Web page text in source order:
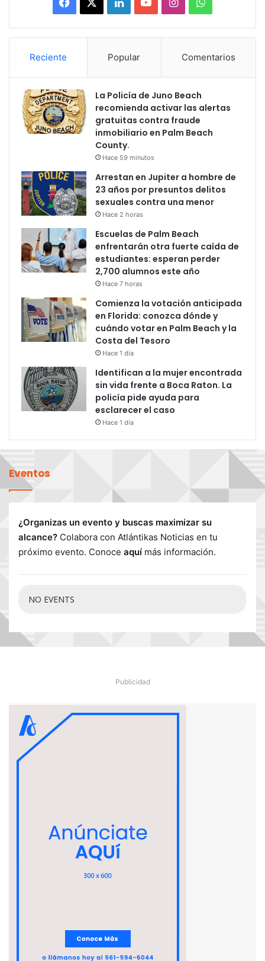
Reciente Popular Comentarios
La Policía de Juno Beach
recomienda activar las alertas
gratuitas contra fraude
inmobiliario en Palm Beach
County.
Hace 59 minutos
Arrestan en Jupiter a hombre de
23 años por presuntos delitos
sexuales contra una menor
Hace 2 horas
Escuelas de Palm Beach
enfrentarán otra fuerte caída de
estudiantes: esperan perder
2,700 alumnos este año
Hace 7 horas
Comienza la votación anticipada
en Florida: conozca dónde y
cuándo votar en Palm Beach y la
Costa del Tesoro
Hace 1 día
Identifican a la mujer encontrada
sin vida frente a Boca Raton. La
policía pide ayuda para
esclarecer el caso
Hace 1 día
Eventos
¿Organizas un evento y buscas maximizar su
alcance? Colabora con Atlántikas Noticias en tu
próximo evento. Conoce aquí más información.
NO EVENTS
Publicidad